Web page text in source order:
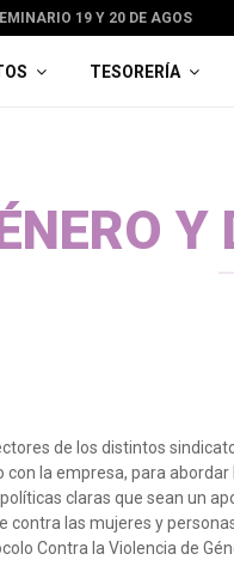
19 Y 20 DE AGOSTO EN
TESORERÍA
Y
de los distintos
la empresa, para
claras que sean un
las mujeres y
Contra la Violencia de